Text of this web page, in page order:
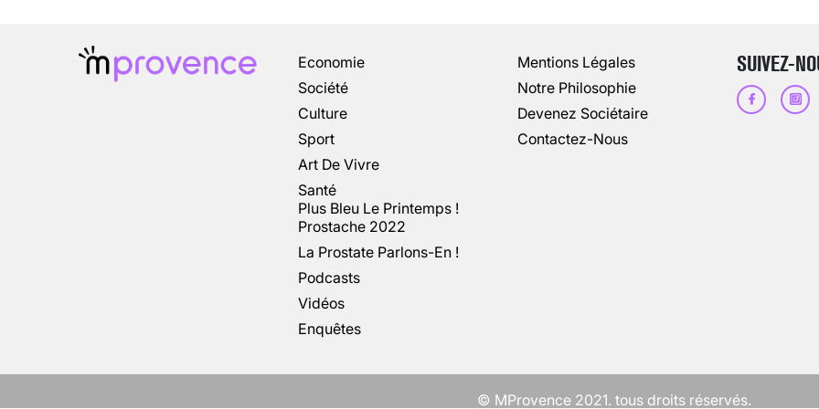
Economie
Société
Culture
Sport
Art De Vivre
Santé
Plus Bleu Le Printemps !
Prostache 2022
La Prostate Parlons-En !
Podcasts
Vidéos
Enquêtes
Mentions Légales
Notre Philosophie
Devenez Sociétaire
Contactez-Nous
SUIVEZ-
© MProvence 2021. tous droits réservés.